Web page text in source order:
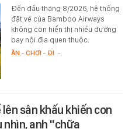
Đến đầu tháng 8/2026, hệ thống
đặt vé của Bamboo Airways
không còn hiển thị nhiều đường
bay nội địa quen thuộc.
ĂN - CHƠI - ĐI -
sân khấu khiến con
anh "chữa